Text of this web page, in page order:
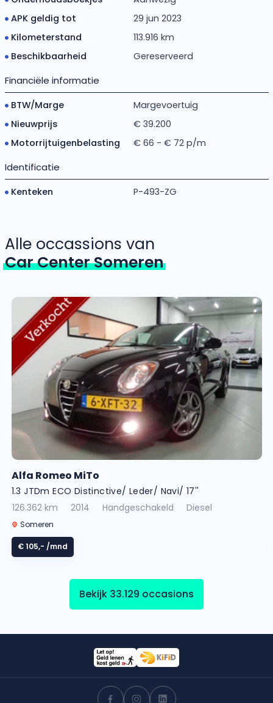
APK geldig tot
29 jun 2023
Kilometerstand
113.916 km
Beschikbaarheid
Gereserveerd
Financiële informatie
BTW/Marge
Margevoertuig
Nieuwprijs
€ 39.200
Motorrijtuigenbelasting
€ 66 - € 72 p/m
Identificatie
Kenteken P-493-ZG
Alle occassions van
Car Center Someren
Alfa Romeo MiTo
1.3 JTDm ECO Distinctive/ Leder/ Navi/ 17''
126.362 km
2014 Handgeschakeld Diesel
Someren
€ 105,- /mnd
Bekijk 33.129 occasions